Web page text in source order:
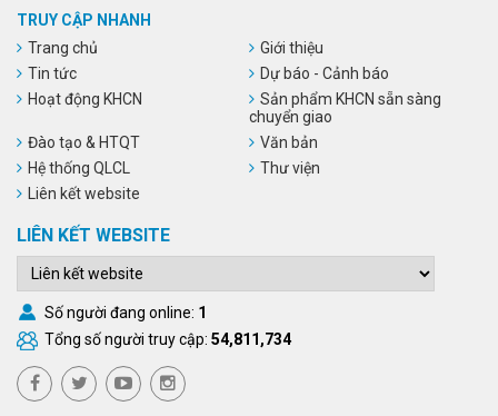
TRUY CẬP NHANH
Trang chủ
Giới thiệu
Tin tức
Dự báo - Cảnh báo
Hoạt động KHCN
Sản phẩm KHCN sẵn sàng
chuyển giao
Đào tạo & HTQT
Văn bản
Hệ thống QLCL
Thư viện
Liên kết website
LIÊN KẾT WEBSITE
Số người đang online: 1
Tổng số người truy cập: 54,811,734